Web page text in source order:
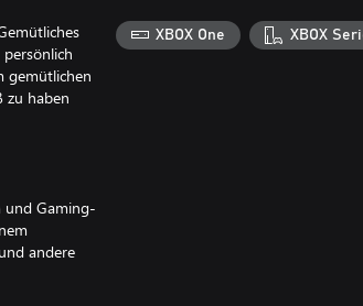
gemütlichen
zu haben
und Gaming-
andere
XBOX One XBOX